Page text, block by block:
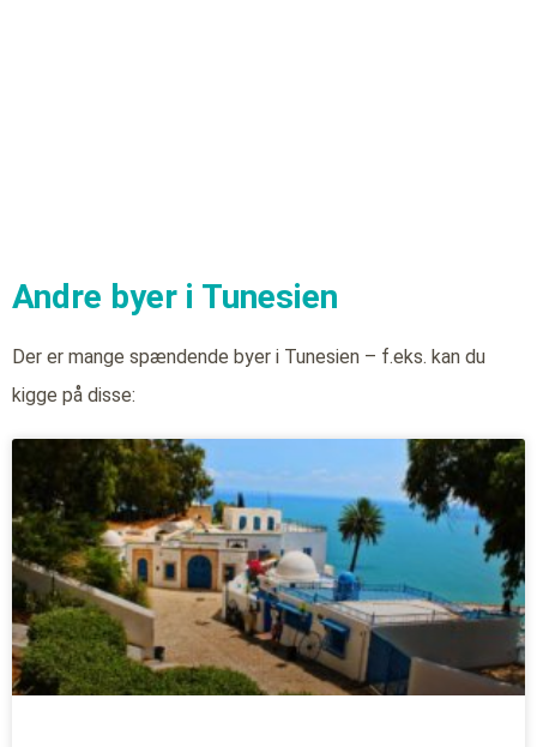
Andre byer i Tunesien
Der er mange spændende byer i Tunesien – f.eks. kan du
kigge på disse: